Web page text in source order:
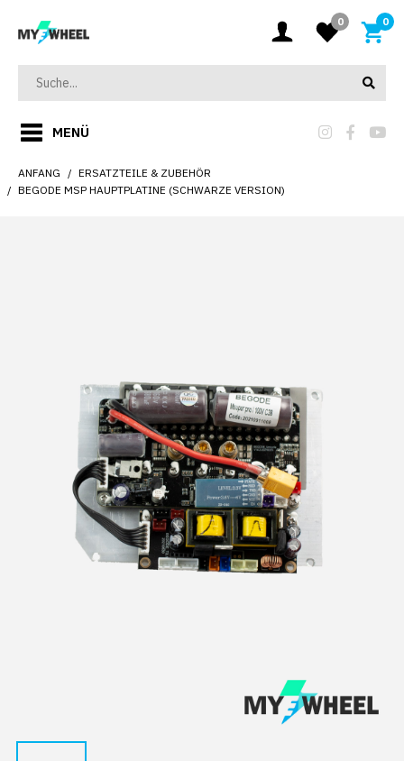
0 0
MENÜ
ANFANG
ERSATZTEILE & ZUBEHÖR
BEGODE MSP HAUPTPLATINE (SCHWARZE VERSION)